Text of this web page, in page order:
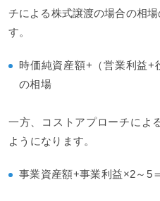
チによる株式譲渡の場合の相
す。
時価純資産額+（営業利益+
の相場
一方、コストアプローチによ
ようになります。
事業資産額+事業利益×2～5